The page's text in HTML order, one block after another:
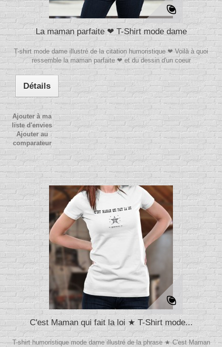
La maman parfaite ❤ T-Shirt mode dame
T-shirt mode dame illustré de la citation humoristique ❤ Voilà à quoi
ressemble la maman parfaite ❤ et du dessin d'un coeur
Détails
Ajouter à ma
liste d'envies
Ajouter au
comparateur
C'est Maman qui fait la loi ★ T-Shirt mode...
T-shirt humoristique mode dame illustré de la phrase ★ C'est Maman